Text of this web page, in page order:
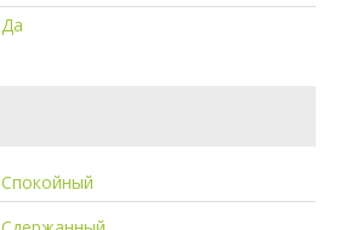
Да
Спокойный